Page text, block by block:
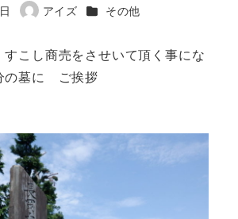
著
アイズ カテゴリー
その他
こし商売をさせいて頂く事にな
墓に ご挨拶